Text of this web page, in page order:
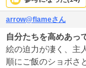
arrow@flameさん
自分たちを高めあっ
絵の迫力が凄く、主
順にご飯のショボさ